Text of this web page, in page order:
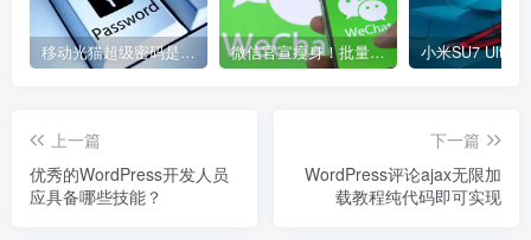
移动光猫超级密码是多少？移动光猫超级管理员后台账号与密码 微信官宣瘦身！批量清理原图新功能来了 安卓、iOS均可使用
上一篇
优秀的WordPress开发人员
应具备哪些技能？
下一篇
WordPress评论ajax无限加
载教程纯代码即可实现